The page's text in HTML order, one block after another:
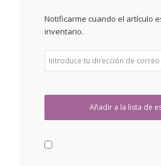
Notificarme cuando el artículo
inventario.